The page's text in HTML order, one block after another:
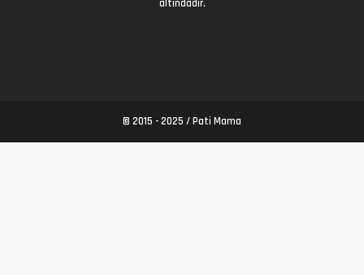
altındadır.
© 2015 - 2025 /Pati Mama